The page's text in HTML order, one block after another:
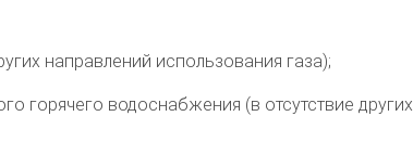
направлений использования газа);
горячего водоснабжения (в отсутствие других